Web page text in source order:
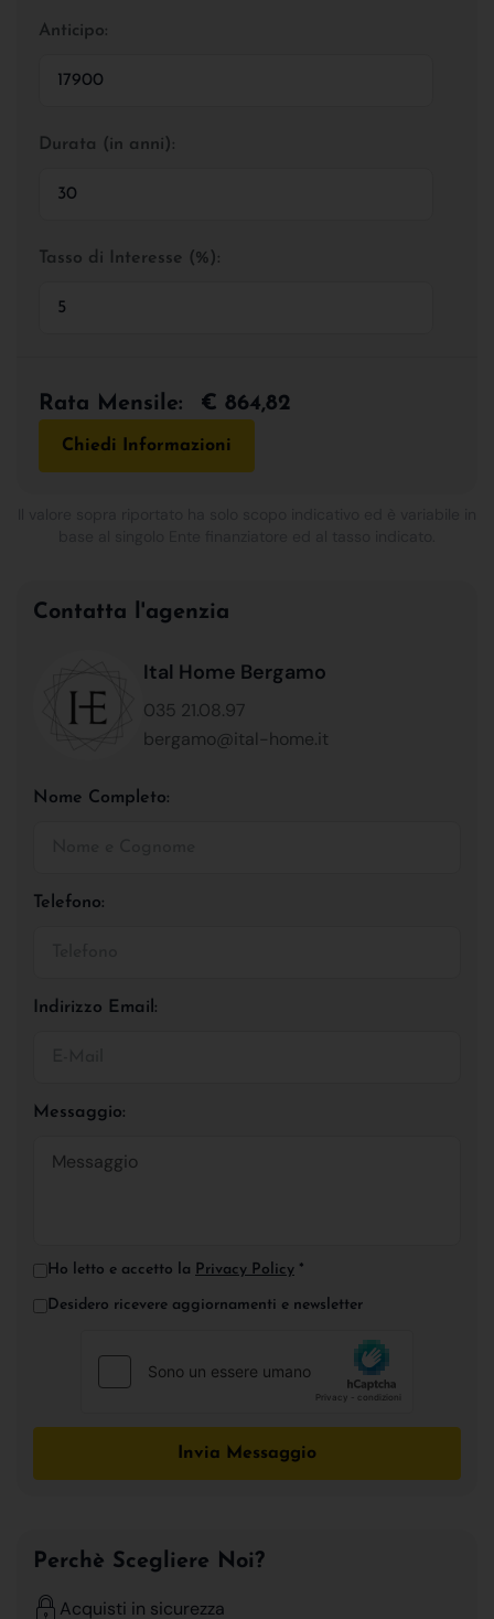
Anticipo:
Durata (in anni):
Tasso di Interesse (%):
Rata Mensile: € 864,82
Chiedi Informazioni
Contatta l'agenzia
Ital Home Bergamo
035 21.08.97
bergamo@ital-home.it
Nome Completo:
Telefono:
Indirizzo Email:
Messaggio:
Ho letto e accetto la Privacy Policy *
Desidero ricevere aggiornamenti e newsletter
Invia Messaggio
Perchè Scegliere Noi?
Acquisti in sicurezza